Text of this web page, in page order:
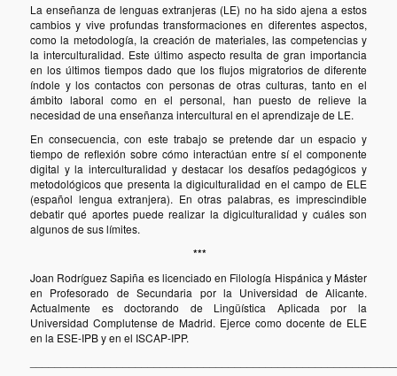
La enseñanza de lenguas extranjeras (LE) no ha sido ajena a estos
cambios y vive profundas transformaciones en diferentes aspectos,
como la metodología, la creación de materiales, las competencias y
la interculturalidad. Este último aspecto resulta de gran importancia
en los últimos tiempos dado que los flujos migratorios de diferente
índole y los contactos con personas de otras culturas, tanto en el
ámbito laboral como en el personal, han puesto de relieve la
necesidad de una enseñanza intercultural en el aprendizaje de LE.
En consecuencia, con este trabajo se pretende dar un espacio y
tiempo de reflexión sobre cómo interactúan entre sí el componente
digital y la interculturalidad y destacar los desafíos pedagógicos y
metodológicos que presenta la digiculturalidad en el campo de ELE
(español lengua extranjera). En otras palabras, es imprescindible
debatir qué aportes puede realizar la digiculturalidad y cuáles son
algunos de sus límites.
***
Joan Rodríguez Sapiña es licenciado en Filología Hispánica y Máster
en Profesorado de Secundaria por la Universidad de Alicante.
Actualmente es doctorando de Lingüística Aplicada por la
Universidad Complutense de Madrid. Ejerce como docente de ELE
en la ESE-IPB y en el ISCAP-IPP.